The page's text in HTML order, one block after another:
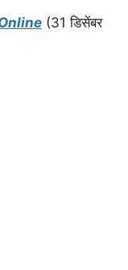
(31 डिसेंबर